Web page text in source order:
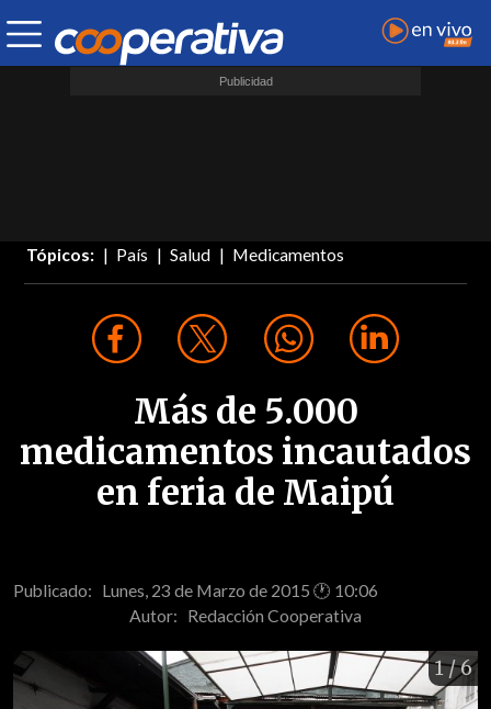
Tópicos: País Salud Medicamentos
Más de 5.000
medicamentos incautados
en feria de Maipú
Publicado: Lunes, 23 de Marzo de 2015 🕐 10:06
Autor: Redacción Cooperativa
1/ 6